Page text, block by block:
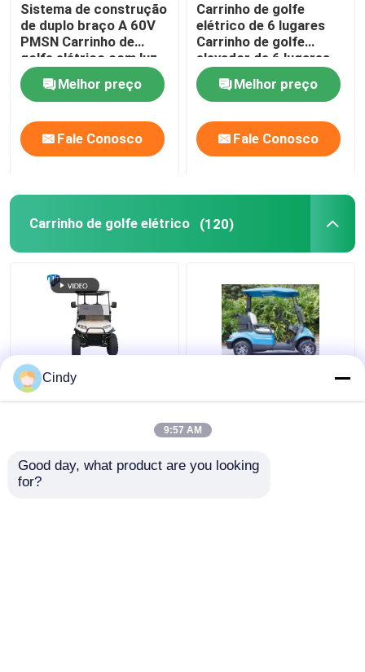
Sistema de construção
de duplo braço A 60V
PMSN Carrinho de
golfe elétrico com luz
RGB
Melhor preço
Fale Conosco
Carrinho de golfe
elétrico de 6 lugares
Carrinho de golfe
elevador de 6 lugares
Carrinho de golfe
elétrico de 6 lugares
Melhor preço
Fale Conosco
Carrinho de golfe elétrico (120)
A velocidade máxima
25Km/h 48V/5kw 4
carrinho de golfe com
Melhor preço
elétricos legais de rua
para 2 pessoas
Melhor preço
Cindy
9:57 AM
Good day, what product are you looking
for?